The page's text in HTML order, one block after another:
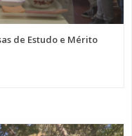
de Estudo e Mérito